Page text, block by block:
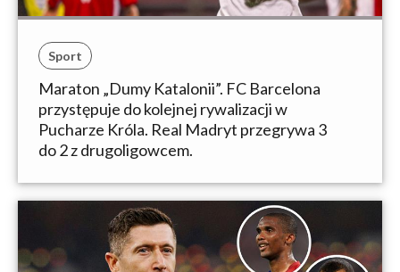
Sport
Maraton „Dumy Katalonii”. FC Barcelona
przystępuje do kolejnej rywalizacji w
Pucharze Króla. Real Madryt przegrywa 3
do 2 z drugoligowcem.